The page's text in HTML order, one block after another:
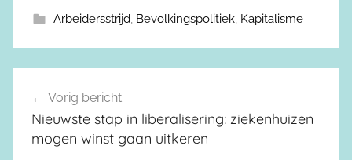
Arbeidersstrijd, Bevolkingspolitiek, Kapitalisme
Berichtnavigatie
Vorig bericht
Nieuwste stap in liberalisering: ziekenhuizen
mogen winst gaan uitkeren